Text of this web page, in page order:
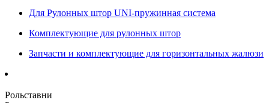
Для Рулонных штор UNI-пружинная система
Комплектующие для рулонных штор
Запчасти и комплектующие для горизонтальных жалюзи
Рольставни